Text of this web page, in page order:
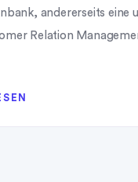
andererseits eine
Relation